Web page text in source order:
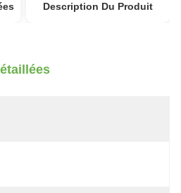
Description Du Produit